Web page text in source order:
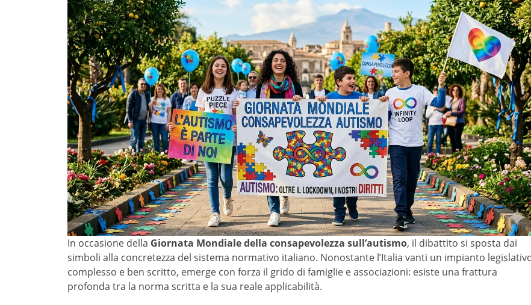
In occasione della Giornata Mondiale della consapevolezza sull’autismo, il dibattito si sposta dai
simboli alla concretezza del sistema normativo italiano. Nonostante l’Italia vanti un impianto
complesso e ben scritto, emerge con forza il grido di famiglie e associazioni: esiste una frattura
profonda tra la norma scritta e la sua reale applicabilità.